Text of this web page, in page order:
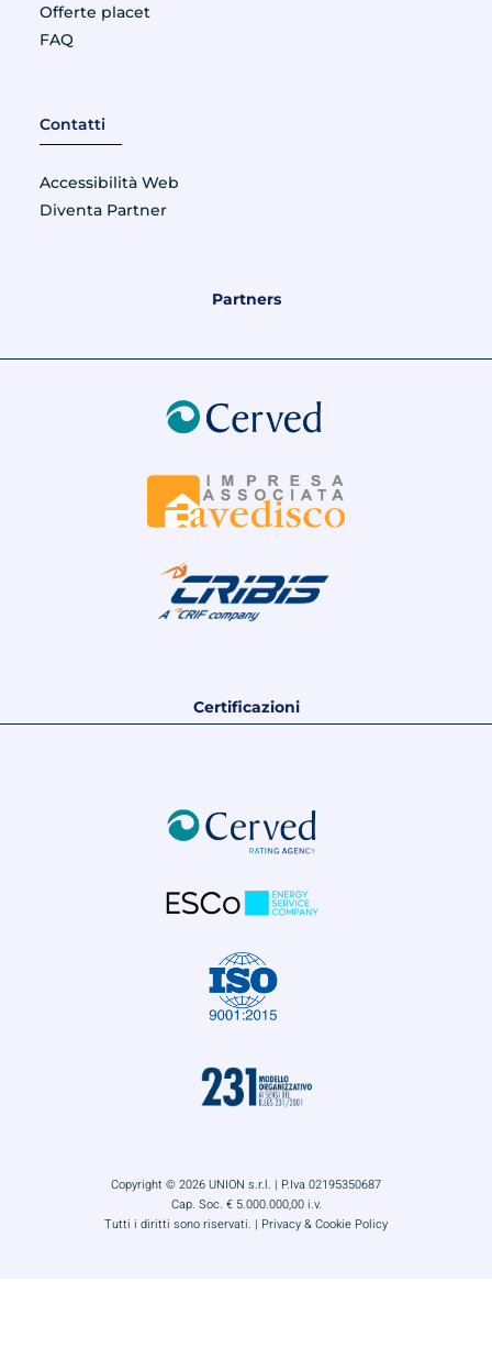
Offerte placet
FAQ
Contatti
Accessibilità Web
Diventa Partner
Partners
Certificazioni
Copyright © 2026 UNION s.r.l. | P.Iva 02195350687
Cap. Soc. € 5.000.000,00 i.v.
Tutti i diritti sono riservati. | Privacy & Cookie Policy